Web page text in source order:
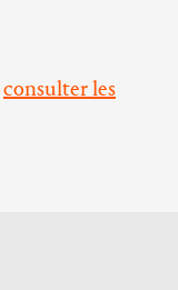
consulter les